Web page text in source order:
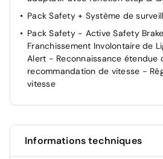
Pack Safety + Système de
Pack Safety - Active Safety
Franchissement Involontaire de
Alert - Reconnaissance étendue
recommandation de vitesse -
vitesse
Informations techniques